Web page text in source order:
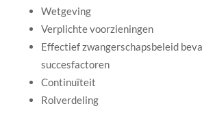
Wetgeving
Verplichte voorzieningen
Effectief zwangerschapsbeleid
succesfactoren
Continuïteit
Rolverdeling